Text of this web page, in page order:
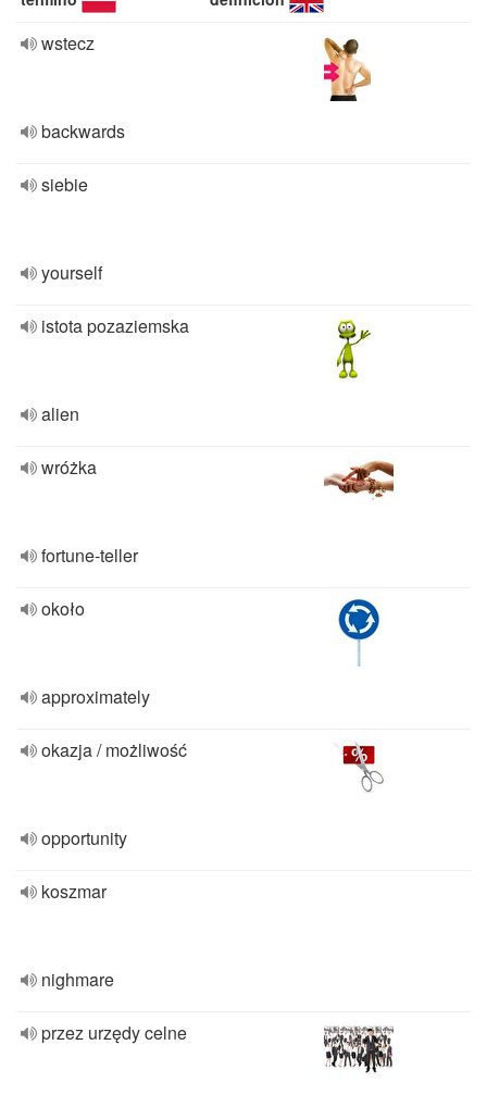
wstecz
backwards
siebie
yourself
istota pozaziemska
alien
wróżka
fortune-teller
około
approximately
okazja / możliwość
opportunity
koszmar
nighmare
przez urzędy celne